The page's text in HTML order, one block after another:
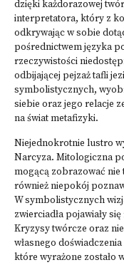
dzięki każdorazowej
interpretatora, który z
odkrywając w sobie
pośrednictwem języka
rzeczywistości
odbijającej pejzaż tafli
symbolistycznych,
siebie oraz jego relacje
na świat metafizyki.
Niejednokrotnie lustro
Narcyza. Mitologiczna
mogącą zobrazować nie
również niepokój
W symbolistycznych
zwierciadła pojawiały
Kryzysy twórcze oraz
własnego
które wyrażone zostało